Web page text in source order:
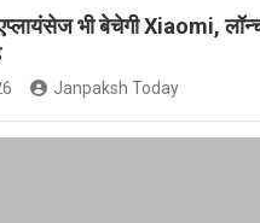
भी बेचेगी Xiaomi,
Janpaksh Today